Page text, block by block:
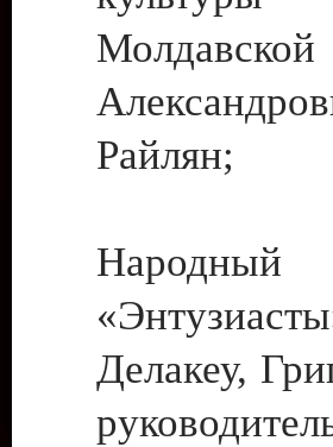
Райлян;
Народный
Делакеу,